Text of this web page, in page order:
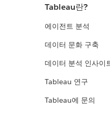
Tableau란?
에이전트 분석
데이터 문화 구축
데이터 분석 인사이
Tableau 연구
Tableau에 문의